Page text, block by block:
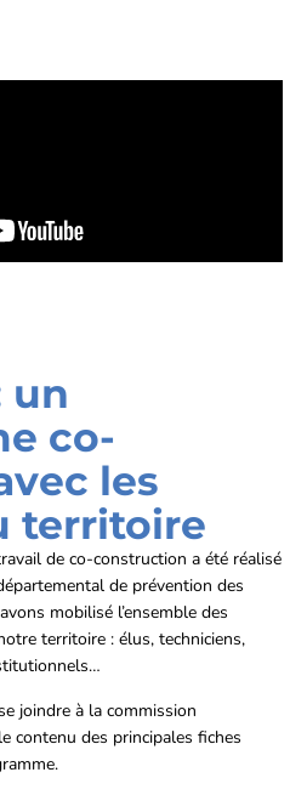
un
co-
les
territoire
de co-construction a été réalisé
de prévention des
mobilisé l’ensemble des
territoire : élus, techniciens,
joindre à la commission
contenu des principales fiches